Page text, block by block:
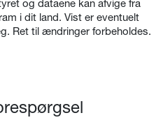
og dataene kan afvige fra
i dit land. Vist er eventuelt
Ret til ændringer forbeholdes.